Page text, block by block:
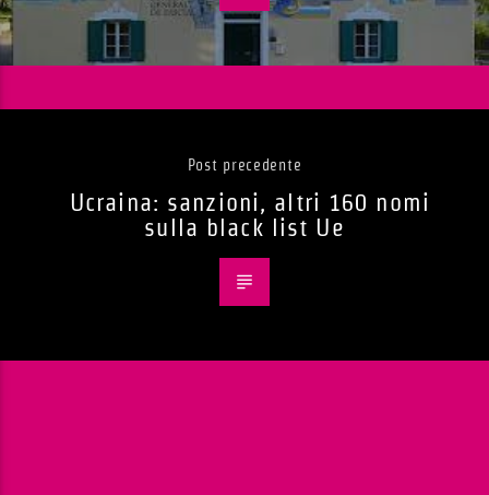
Post precedente
Ucraina: sanzioni, altri 160 nomi
sulla black list Ue